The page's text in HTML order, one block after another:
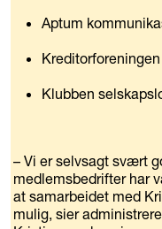
Aptum
Klubben
– Vi er selvsagt svært
medlemsbedrifter har
at samarbeidet med
mulig, sier